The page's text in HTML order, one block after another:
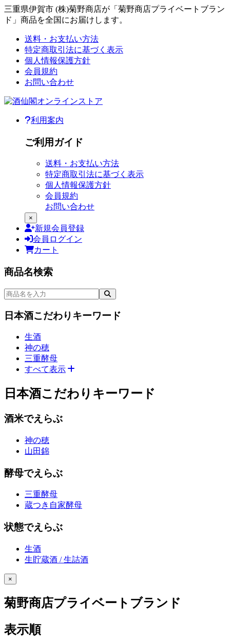
三重県伊賀市 (株)菊野商店が「菊野商店プライベートブラン
ド」商品を全国にお届けします。
本文へジャンプ
ご利用ガイド
送料・お支払い方法
特定商取引法に基づく表示
個人情報保護方針
会員規約
お問い合わせ
ご利用メニュー
利用案内
ご利用ガイド
送料・お支払い方法
特定商取引法に基づく表示
個人情報保護方針
会員規約
お問い合わせ
×
新規会員登録
会員 ログイン
カート
商品をさがす（1）
商品名検索
日本酒こだわりキーワード
生酒
神の穂
三重酵母
すべて表示
次のメニューへジャンプ
日本酒こだわりキーワード
酒米でえらぶ
神の穂
山田錦
酵母でえらぶ
三重酵母
蔵つき自家酵母
状態でえらぶ
生酒
生貯蔵酒 / 生詰酒
×
菊野商店プライベートブランド
表示順